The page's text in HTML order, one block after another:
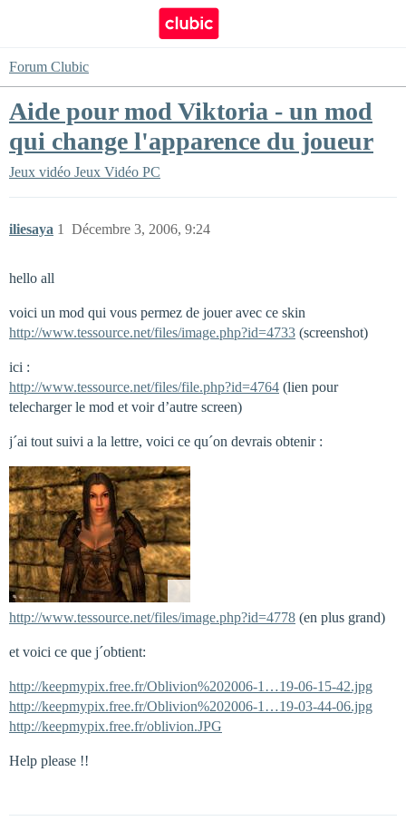
Forum Clubic
Aide pour mod Viktoria - un mod
qui change l'apparence du joueur
Jeux vidéo Jeux Vidéo PC
iliesaya Décembre 3, 2006, 9:24
1
hello all
voici un mod qui vous permez de jouer avec ce skin
http://www.tessource.net/files/image.php?id=4733 (screenshot)
ici :
http://www.tessource.net/files/file.php?id=4764 (lien pour
telecharger le mod et voir d’autre screen)
j´ai tout suivi a la lettre, voici ce qu´on devrais obtenir :
http://www.tessource.net/files/image.php?id=4778 (en plus grand)
et voici ce que j´obtient:
http://keepmypix.free.fr/Oblivion%202006-1…19-06-15-42.jpg
http://keepmypix.free.fr/Oblivion%202006-1…19-03-44-06.jpg
http://keepmypix.free.fr/oblivion.JPG
Help please !!